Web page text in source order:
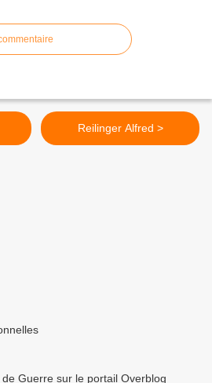
Reilinger Alfred >
Guerre sur le portail Overblog